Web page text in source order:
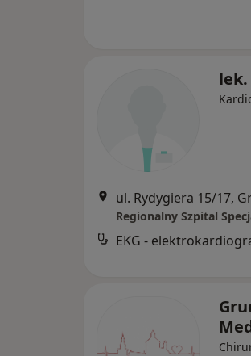
lek.
ul. Rydygiera 15/17,
EKG -